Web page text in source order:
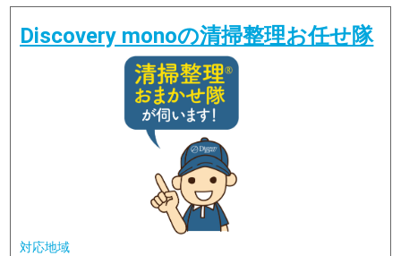
Discovery monoの清掃整理お任せ隊
対応地域